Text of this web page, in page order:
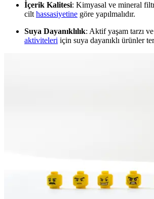
İçerik Kalitesi: Kimyasal ve mineral
cilt hassasiyetine göre yapılmalıdır.
Suya Dayanıklılık: Aktif yaşam tarzı
aktiviteleri için suya dayanıklı ürünler